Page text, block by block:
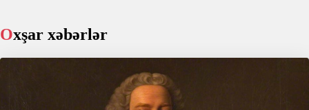
Oxşar xəbərlər